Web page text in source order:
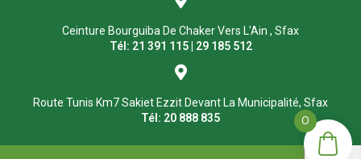
Ceinture Bourguiba De Chaker Vers L'Ain , Sfax
Tél: 21 391 115 | 29 185 512
Route Tunis Km7 Sakiet Ezzit Devant La Municipalité, Sfax
Tél: 20 888 835
0